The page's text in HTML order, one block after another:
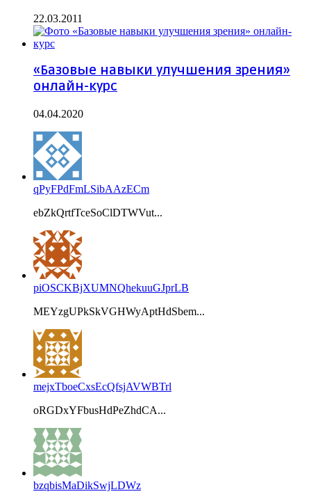
22.03.2011
«Базовые навыки улучшения зрения»
онлайн-курс
04.04.2020
qPyFPdFmLSibAAzECm
ebZkQrtfTceSoClDTWVut...
piOSCKBjXUMNQhekuuGJprLB
MEYzgUPkSkVGHWyAptHdSbem...
mejxTboeCxsEcQfsjAVWBTrl
oRGDxYFbusHdPeZhdCA...
bzqbisMaDikSwjLDWz